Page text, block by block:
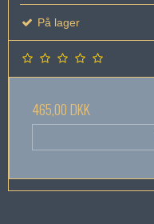
På lager
465,00 DKK